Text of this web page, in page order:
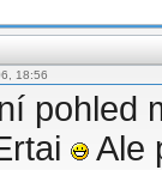
18:56
pohled
Ale